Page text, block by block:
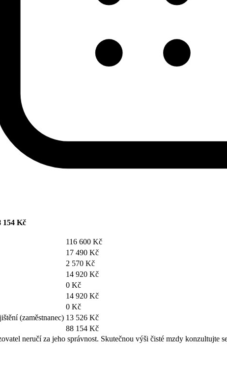
154 Kč
116 600 Kč
17 490 Kč
2 570 Kč
14 920 Kč
0 Kč
14 920 Kč
0 Kč
(zaměstnanec) 13 526 Kč
88 154 Kč
neručí za jeho správnost. Skutečnou výši čisté mzdy konzultujte